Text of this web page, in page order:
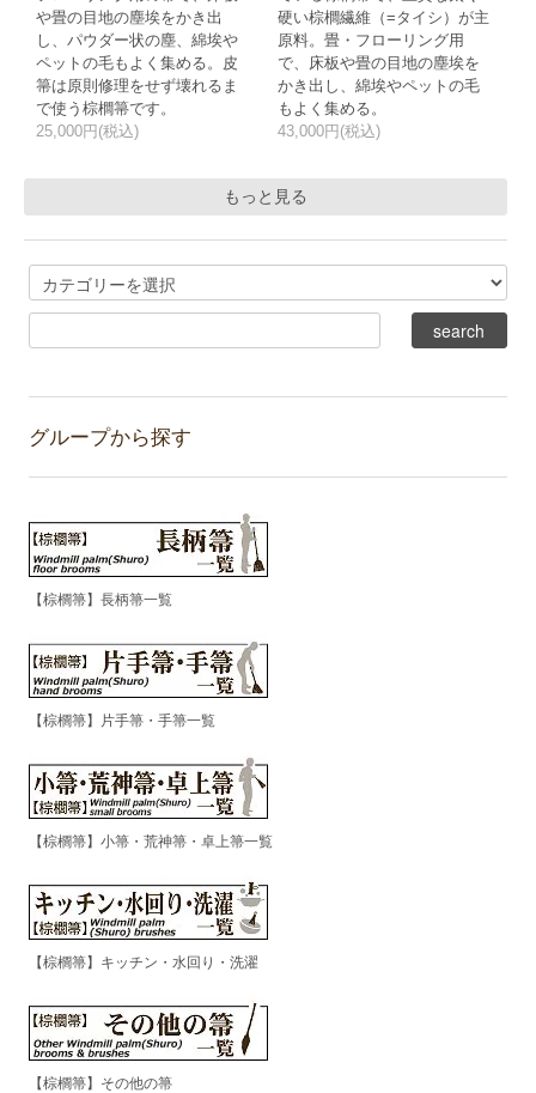
や畳の目地の塵埃をかき出
し、パウダー状の塵、綿埃や
ペットの毛もよく集める。皮
箒は原則修理をせず壊れるま
で使う棕櫚箒です。
25,000円(税込)
硬い棕櫚繊維（=タイシ）が主
原料。畳・フローリング用
で、床板や畳の目地の塵埃を
かき出し、綿埃やペットの毛
もよく集める。
43,000円(税込)
もっと見る
グループから探す
【棕櫚箒】長柄箒一覧
【棕櫚箒】片手箒・手箒一覧
【棕櫚箒】小箒・荒神箒・卓上箒一覧
【棕櫚箒】キッチン・水回り・洗濯
【棕櫚箒】その他の箒